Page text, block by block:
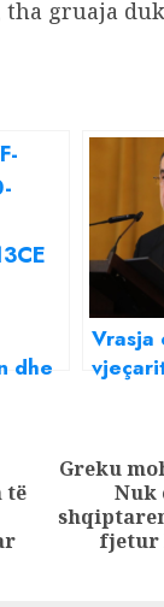
gruaja
dhe
rrëfen
e
Vrasja
sociale
Previous
të
post:
Greku
Nuk
fjetur